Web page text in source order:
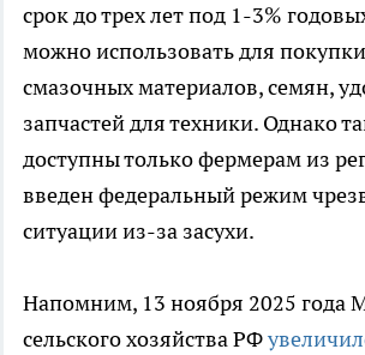
срок до трех лет под 1-3%
можно использовать для
смазочных материалов, семян,
запчастей для техники. Однако
доступны только фермерам из
введен федеральный режим
ситуации из-за засухи.
Напомним, 13 ноября 2025 года
сельского хозяйства РФ